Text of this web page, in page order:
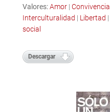
Valores:Amor| Convivencia
Interculturalidad | Libertad |
social
Descargar